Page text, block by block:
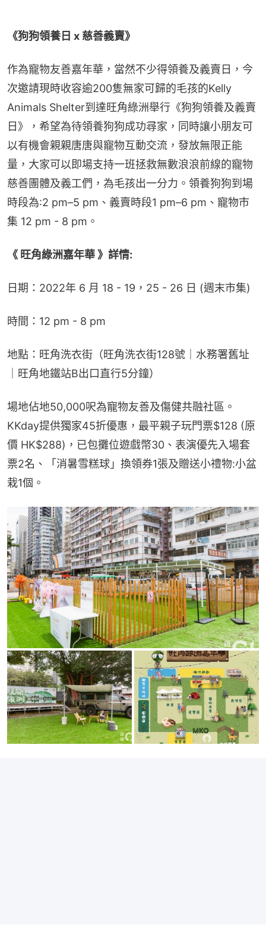
《狗狗領養日 x 慈善義賣》
作為寵物友善嘉年華，當然不少得領養及義賣日，今
次邀請現時收容逾200隻無家可歸的毛孩的Kelly
Animals Shelter到達旺角綠洲舉行《狗狗領養及義賣
日》，希望為待領養狗狗成功尋家，同時讓小朋友可
以有機會親親唐唐與寵物互動交流，發放無限正能
量，大家可以即場支持一班拯救無數浪浪前線的寵物
慈善團體及義工們，為毛孩出一分力。領養狗狗到場
時段為:2 pm–5 pm、義賣時段1 pm–6 pm、寵物市
集 12 pm - 8 pm。
《 旺角綠洲嘉年華 》詳情:
日期：2022年 6 月 18 - 19，25 - 26 日 (週末市集)
時間：12 pm - 8 pm
地點：旺角洗衣街（旺角洗衣街128號｜水務署舊址
｜旺角地鐵站B出口直行5分鐘）
場地佔地50,000呎為寵物友善及傷健共融社區。
KKday提供獨家45折優惠，最平親子玩門票$128 (原
價 HK$288)，已包攤位遊戲幣30、表演優先入場套
票2名、「消暑雪糕球」換領券1張及贈送小禮物:小盆
栽1個。